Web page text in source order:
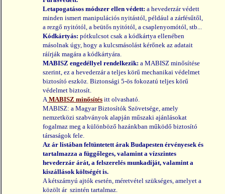
Letapogatásos módszer ellen védett: a hevederzár védett
minden ismert manipulációs nyitástól, például a zárfésűtől,
a rezgő nyitótól, a beütős nyitótól, a csaplenyomótól, stb...
Kódkártyás: pótkulcsot csak a kódkártya ellenében
másolnak úgy, hogy a kulcsmásolást kérőnek az adatait
ráírják magára a kódkártyára.
MABISZ engedéllyel rendelkezik: a MABISZ minősítése
szerint, ez a hevederzár a teljes körű mechanikai védelmet
biztosító eszköz. Biztonsági 5-ös fokozatú teljes körű
védelmet biztosít.
A MABISZ minősítés itt olvasható.
MABISZ: a Magyar Biztosítók Szövetsége, amely
nemzetközi szabványok alapján műszaki ajánlásokat
fogalmaz meg a különböző hazánkban működő biztosító
társaságok fele.
Az ár listában feltüntetett árak Budapesten érvényesek és
tartalmazza a függőleges, valamint a vízszintes
hevederzár árát, a felszerelés munkadíját, valamint a
kiszállások költségét is.
A kétszárnyú ajtók esetén, méretvétel szükséges, amelyet a
közölt ár szintén tartalmaz.